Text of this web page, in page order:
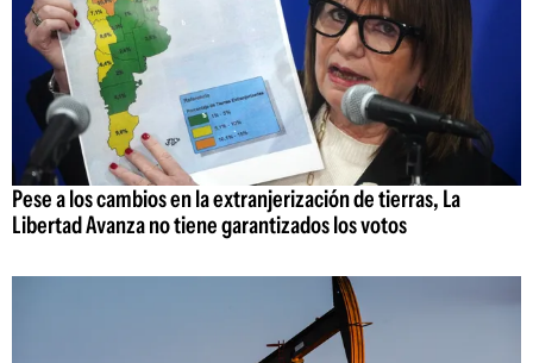
Pese a los cambios en la extranjerización de tierras, La
Libertad Avanza no tiene garantizados los votos